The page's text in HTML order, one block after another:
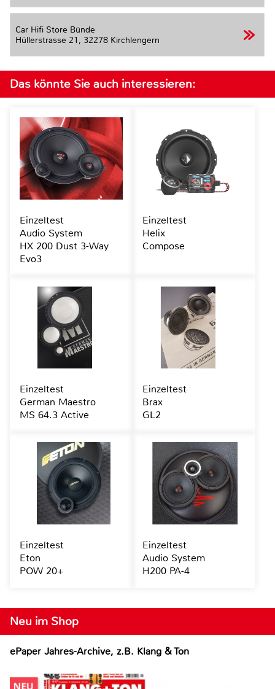
Car Hifi Store Bünde
Hüllerstrasse 21, 32278 Kirchlengern
Neu im Shop
ePaper Jahres-Archive, z.B. Klang & Ton
Das könnte Sie auch interessieren:
Einzeltest
Audio System
HX 200 Dust 3-Way
Evo3
Einzeltest
Helix
Compose
Einzeltest
German Maestro
MS 64.3 Active
Einzeltest
Brax
GL2
Einzeltest
Eton
POW 20+
Einzeltest
Audio System
H200 PA-4